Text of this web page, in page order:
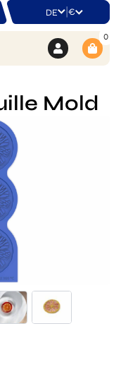
DE | €
0
Mold